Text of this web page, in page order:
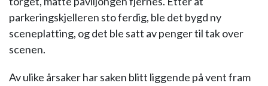
parkeringskjelleren sto ferdig, ble det bygd ny
sceneplatting, og det ble satt av penger til tak over
scenen.
Av ulike årsaker har saken blitt liggende på vent fram